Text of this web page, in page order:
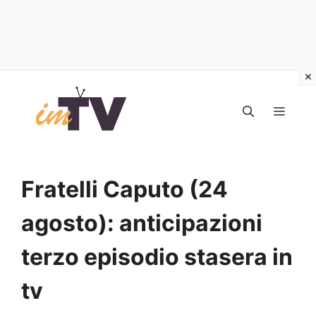
contenuto
Fratelli Caputo (24
agosto): anticipazioni
terzo episodio stasera in
tv